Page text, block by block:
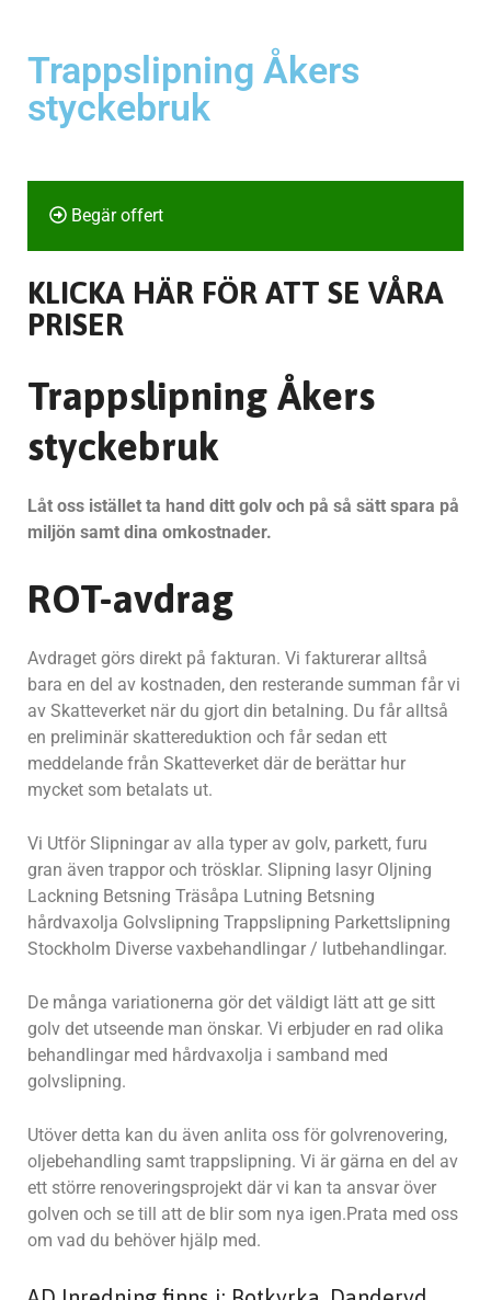
Trappslipning Åkers
styckebruk
Begär offert
KLICKA HÄR FÖR ATT SE VÅRA
PRISER
Trappslipning Åkers
styckebruk
Låt oss istället ta hand ditt golv och på så sätt spara på
miljön samt dina omkostnader.
ROT-avdrag
Avdraget görs direkt på fakturan. Vi fakturerar alltså
bara en del av kostnaden, den resterande summan får vi
av Skatteverket när du gjort din betalning. Du får alltså
en preliminär skattereduktion och får sedan ett
meddelande från Skatteverket där de berättar hur
mycket som betalats ut.
Vi Utför Slipningar av alla typer av golv, parkett, furu
gran även trappor och trösklar. Slipning lasyr Oljning
Lackning Betsning Träsåpa Lutning Betsning
hårdvaxolja Golvslipning Trappslipning Parkettslipning
Stockholm Diverse vaxbehandlingar / lutbehandlingar.
De många variationerna gör det väldigt lätt att ge sitt
golv det utseende man önskar. Vi erbjuder en rad olika
behandlingar med hårdvaxolja i samband med
golvslipning.
Utöver detta kan du även anlita oss för golvrenovering,
oljebehandling samt trappslipning. Vi är gärna en del av
ett större renoveringsprojekt där vi kan ta ansvar över
golven och se till att de blir som nya igen.Prata med oss
om vad du behöver hjälp med.